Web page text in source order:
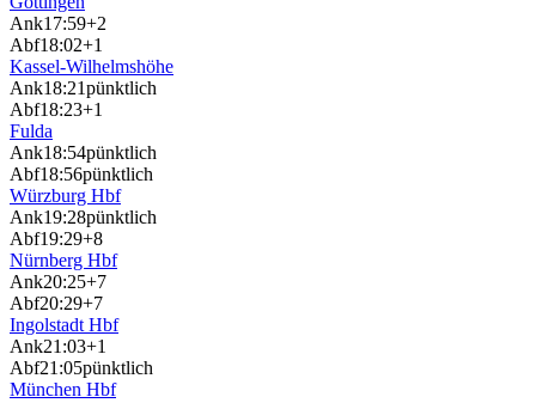
Ank17:59+2
Abf18:02+1
Kassel-Wilhelmshöhe
Ank18:21pünktlich
Abf18:23+1
Fulda
Ank18:54pünktlich
Abf18:56pünktlich
Würzburg Hbf
Ank19:28pünktlich
Abf19:29+8
Nürnberg Hbf
Ank20:25+7
Abf20:29+7
Ingolstadt Hbf
Ank21:03+1
Abf21:05pünktlich
München Hbf